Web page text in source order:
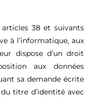
38 et suivants
à l’informatique, aux
dispose d’un droit
aux données
sa demande écrite
titre d’identité avec